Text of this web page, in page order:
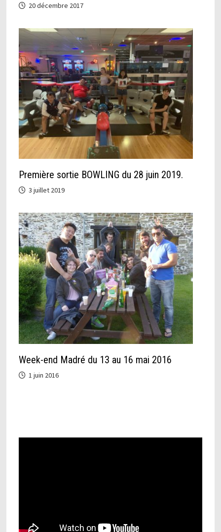
20 décembre 2017
Première sortie BOWLING du 28 juin 2019.
3 juillet 2019
Week-end Madré du 13 au 16 mai 2016
1 juin 2016